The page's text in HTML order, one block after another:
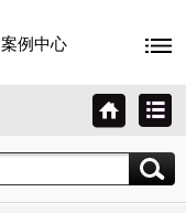
案例中心